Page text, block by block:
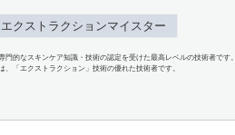
エクストラクションマイスター
門的なスキンケア知識・技術の認定を受けた最高レベルの技術者です。
、「エクストラクション」技術の優れた技術者です。